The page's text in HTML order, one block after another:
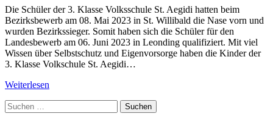
Die Schüler der 3. Klasse Volksschule St. Aegidi hatten beim
Bezirksbewerb am 08. Mai 2023 in St. Willibald die Nase vorn und
wurden Bezirkssieger. Somit haben sich die Schüler für den
Landesbewerb am 06. Juni 2023 in Leonding qualifiziert. Mit viel
Wissen über Selbstschutz und Eigenvorsorge haben die Kinder der
3. Klasse Volkschule St. Aegidi…
Weiterlesen
Suche
nach: